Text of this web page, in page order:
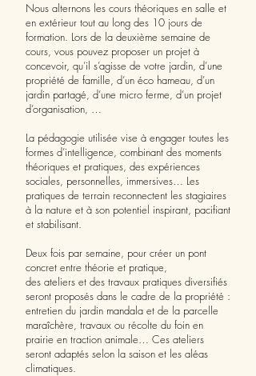
Nous alternons les cours théoriques en salle et
en extérieur tout au long des 10 jours de
formation. Lors de la deuxième semaine de
cours, vous pouvez proposer un projet à
concevoir, qu’il s’agisse de votre jardin, d’une
propriété de famille, d’un éco hameau, d’un
jardin partagé, d’une micro ferme, d’un projet
d’organisation, …
La pédagogie utilisée vise à engager toutes les
formes d’intelligence, combinant des moments
théoriques et pratiques, des expériences
sociales, personnelles, immersives… Les
pratiques de terrain reconnectent les stagiaires
à la nature et à son potentiel inspirant, pacifiant
et stabilisant.
Deux fois par semaine, pour créer un pont
concret entre théorie et pratique,
des ateliers et des travaux pratiques diversifiés
seront proposés dans le cadre de la propriété :
entretien du jardin mandala et de la parcelle
maraîchère, travaux ou récolte du foin en
prairie en traction animale… Ces ateliers
seront adaptés selon la saison et les aléas
climatiques.